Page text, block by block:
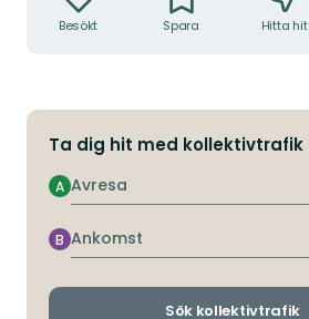
Besökt Spara Hitta hit
Ta dig hit med kollektivtrafik
Avresa
A
Ankomst
B
Sök kollektivtrafik